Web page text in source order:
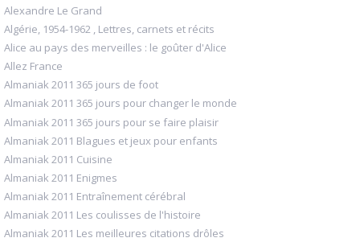
Alexandre Le Grand
Algérie, 1954-1962 , Lettres, carnets et récits
Alice au pays des merveilles : le goûter d'Alice
Allez France
Almaniak 2011 365 jours de foot
Almaniak 2011 365 jours pour changer le monde
Almaniak 2011 365 jours pour se faire plaisir
Almaniak 2011 Blagues et jeux pour enfants
Almaniak 2011 Cuisine
Almaniak 2011 Enigmes
Almaniak 2011 Entraînement cérébral
Almaniak 2011 Les coulisses de l'histoire
Almaniak 2011 Les meilleures citations drôles